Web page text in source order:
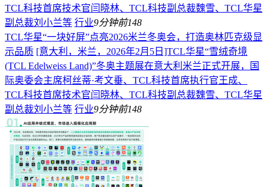
TCL科技首席技术官闫晓林、TCL科技副总裁魏雪、TCL华星
副总裁刘小兰等 行业9分钟前148
TCL华星“一块好屏”点亮2026米兰冬奥会，打造奥林匹克级显
示品质 [意大利，米兰，2026年2月5日]TCL华星“雪绒奇境
(TCL Edelweiss Land)”冬奥主题展在意大利米兰正式开展，国
际奥委会主席柯丝蒂·考文垂、TCL科技首席执行官王成、
TCL科技首席技术官闫晓林、TCL科技副总裁魏雪、TCL华星
副总裁刘小兰等 行业9分钟前148